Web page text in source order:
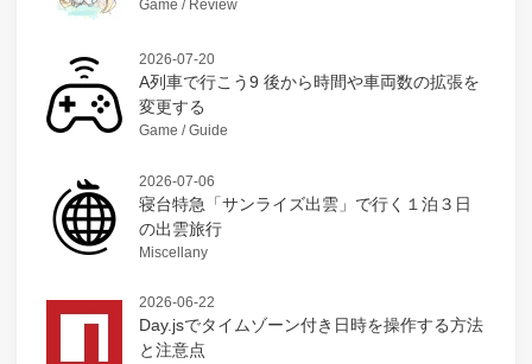
Game / Review
2026-07-20
A列車で行こう9 後から時間や車両数の拡張を
変更する
Game / Guide
2026-07-06
寝台特急「サンライズ出雲」で行く１泊３日
の出雲旅行
Miscellany
2026-06-22
Day.jsでタイムゾーン付き日時を操作する方法
と注意点